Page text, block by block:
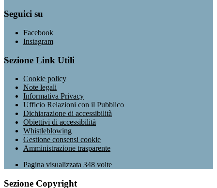
Seguici su
Facebook
Instagram
Sezione Link Utili
Cookie policy
Note legali
Informativa Privacy
Ufficio Relazioni con il Pubblico
Dichiarazione di accessibilità
Obiettivi di accessibilità
Whistleblowing
Gestione consensi cookie
Amministrazione trasparente
Pagina visualizzata 348 volte
Sezione Copyright